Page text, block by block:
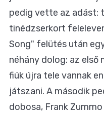
pedig vette az adást:
tinédzserkort
Song" felütés után
néhány dolog: az első
fiúk újra tele vannak
játszani. A második
dobosa, Frank